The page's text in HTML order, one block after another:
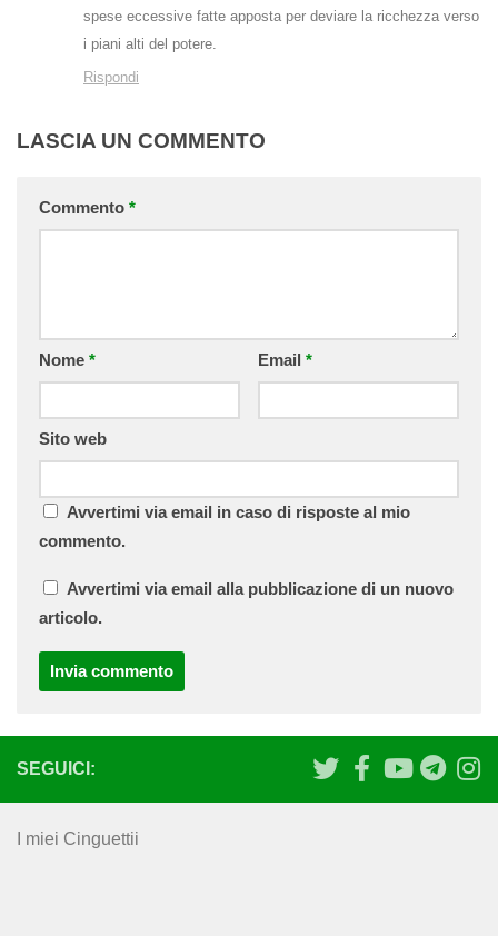
spese eccessive fatte apposta per deviare la ricchezza verso
i piani alti del potere.
Rispondi
LASCIA UN COMMENTO
Commento *
Nome * Email *
Sito web
Avvertimi via email in caso di risposte al mio
commento.
Avvertimi via email alla pubblicazione di un nuovo
articolo.
SEGUICI:
I miei Cinguettii